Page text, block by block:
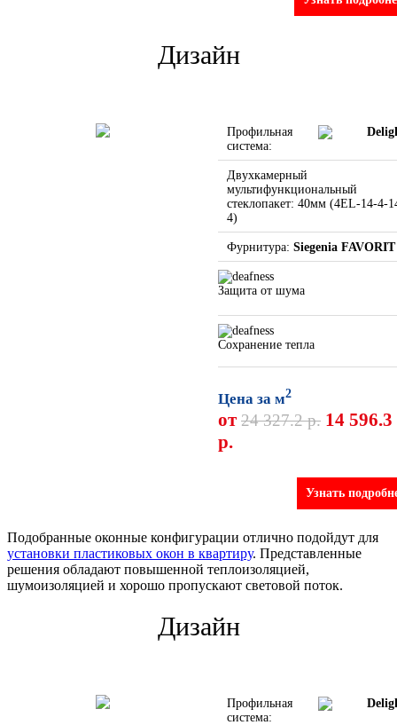
Дизайн
Профильная
система:
Двухкамерный
мультифункциональный
стеклопакет: 40мм (4EL-14-4-
4)
Фурнитура: Siegenia FAVORIT
Защита от шума
Сохранение тепла
Цена за м2
от 24 327.2 р. 14 596.3
р.
Узнать
Подобранные оконные конфигурации отлично подойдут для
установки пластиковых окон в квартиру. Представленные
решения обладают повышенной теплоизоляцией,
шумоизоляцией и хорошо пропускают световой поток.
Дизайн
Профильная
система: